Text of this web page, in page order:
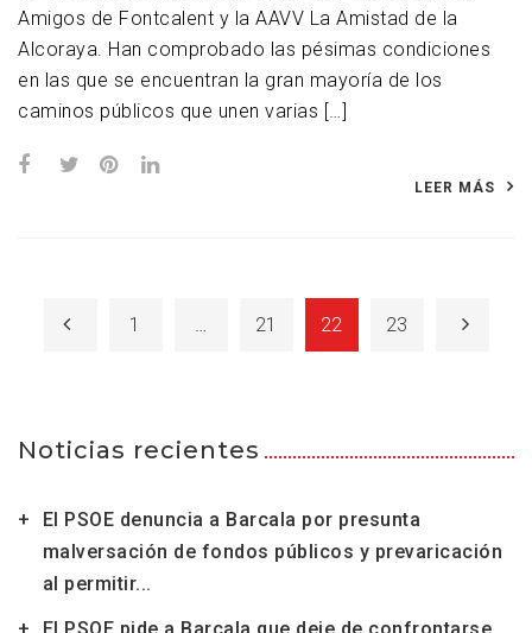
Amigos de Fontcalent y la AAVV La Amistad de la
Alcoraya. Han comprobado las pésimas condiciones
en las que se encuentran la gran mayoría de los
caminos públicos que unen varias […]
LEER MÁS
1 21 22 23
Noticias recientes
El PSOE denuncia a Barcala por presunta
malversación de fondos públicos y prevaricación
al permitir...
El PSOE pide a Barcala que deje de confrontarse